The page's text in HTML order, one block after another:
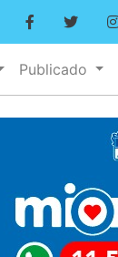
Publicado